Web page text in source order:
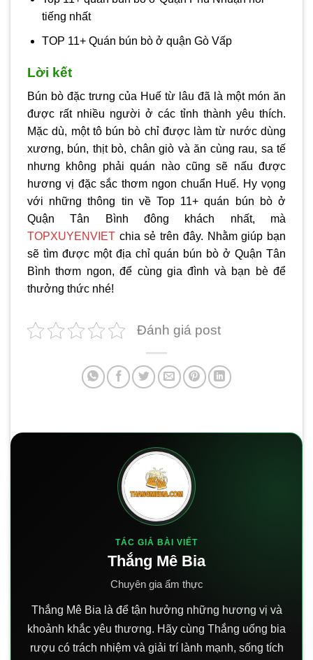
tiếng nhất
TOP 11+ Quán bún bò ở quận Gò Vấp
Lời kết
Bún bò đặc trưng của Huế từ lâu đã là một món ăn
được rất nhiều người ở các tỉnh thành yêu thích.
Mặc dù, một tô bún bò chỉ được làm từ nước dùng
xương, bún, thịt bò, chân giò và ăn cùng rau, sa tế
nhưng không phải quán nào cũng sẽ nấu được
hương vị đặc sắc thơm ngon chuẩn Huế. Hy vọng
với những thông tin về Top 11+ quán bún bò ở
Quận Tân Bình đông khách nhất, mà
TOPXUYENVIET chia sẻ trên đây. Nhằm giúp bạn
sẽ tìm được một địa chỉ quán bún bò ở Quận Tân
Bình thơm ngon, để cùng gia đình và bạn bè để
thưởng thức nhé!
Đánh giá post
TÁC GIẢ BÀI VIẾT
Thắng Mê Bia
Chuyên gia ẩm thực
Thắng Mê Bia là để tận hưởng những hương vị và
khoảnh khắc yêu thương. Hãy cùng Thắng uống bia
rượu có trách nhiệm và giải trí lành mạnh, sống tích